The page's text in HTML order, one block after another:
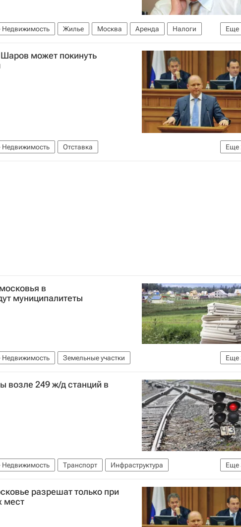
Еще
Недвижимость Жилье Москва Аренда
Налоги
может покинуть
Еще
Недвижимость
Отставка
Россия
в
муниципалитеты
Еще
Недвижимость
Земельные участки
Россия
возле 249 ж/д станций в
Еще
Недвижимость Транспорт
Инфраструктура
область (Подмосковье) Россия
разрешат только при
мест